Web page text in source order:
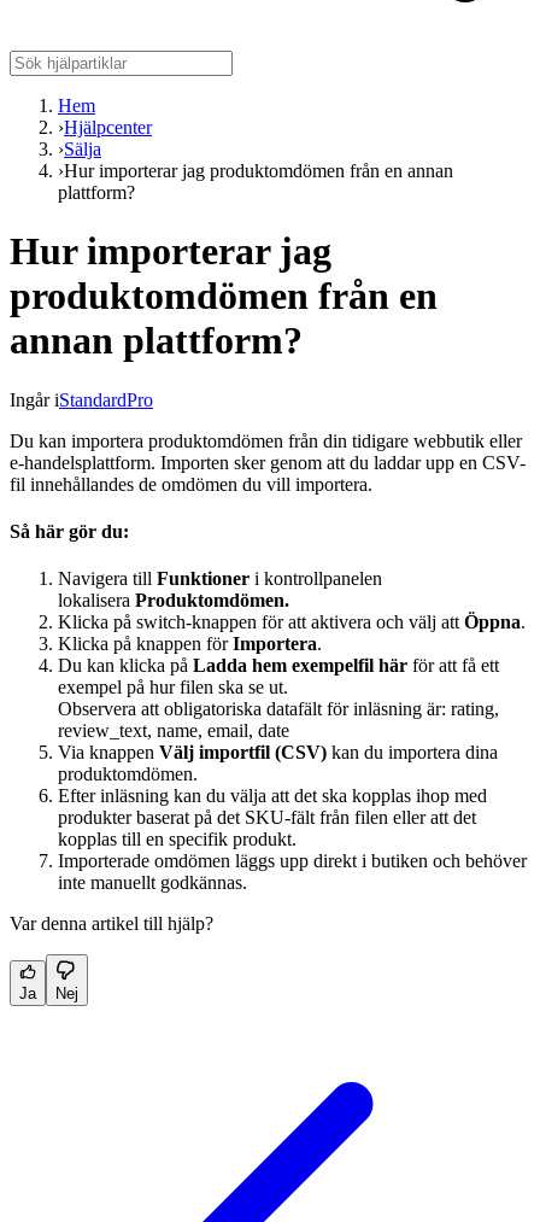
Hem
›Hjälpcenter
›Sälja
›Hur importerar jag produktomdömen från en annan
plattform?
Hur importerar jag
produktomdömen från en
annan plattform?
Ingår iStandardPro
Du kan importera produktomdömen från din tidigare webbutik eller
e-handelsplattform. Importen sker genom att du laddar upp en CSV-
fil innehållandes de omdömen du vill importera.
Så här gör du:
Navigera till Funktioner i kontrollpanelen
lokalisera Produktomdömen.
Klicka på switch-knappen för att aktivera och välj attÖppna.
Klicka på knappen förImportera.
Du kan klicka på Ladda hem exempelfil här för att få ett
exempel på hur filen ska se ut.
Observera att obligatoriska datafält för inläsning är: rating,
review_text, name, email, date
Via knappen Välj importfil (CSV) kan du importera dina
produktomdömen.
Efter inläsning kan du välja att det ska kopplas ihop med
produkter baserat på det SKU-fält från filen eller att det
kopplas till en specifik produkt.
Importerade omdömen läggs upp direkt i butiken och behöver
inte manuellt godkännas.
Var denna artikel till hjälp?
Ja Nej